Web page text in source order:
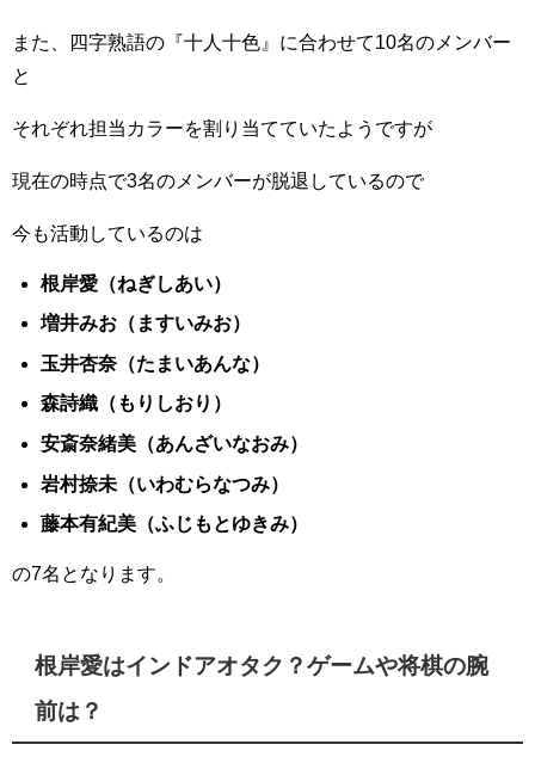
また、四字熟語の『十人十色』に合わせて10名のメンバー
と
それぞれ担当カラーを割り当てていたようですが
現在の時点で3名のメンバーが脱退しているので
今も活動しているのは
根岸愛（ねぎしあい）
増井みお（ますいみお）
玉井杏奈（たまいあんな）
森詩織（もりしおり）
安斎奈緒美（あんざいなおみ）
岩村捺未（いわむらなつみ）
藤本有紀美（ふじもとゆきみ）
の7名となります。
根岸愛はインドアオタク？ゲームや将棋の腕
前は？